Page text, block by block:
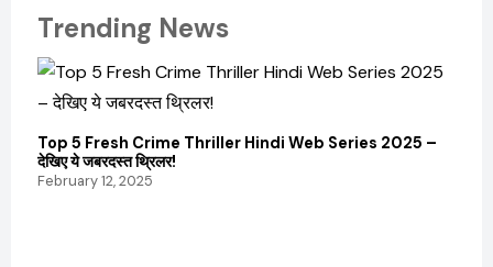
Trending News
Top 5 Fresh Crime Thriller Hindi Web Series 2025 –
देखिए ये जबरदस्त थ्रिलर!
February 12, 2025